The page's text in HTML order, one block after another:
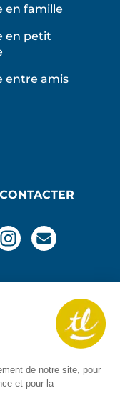
de notre site, pour
et pour la
en famille
en petit
entre amis
Nous
contacter
email
de